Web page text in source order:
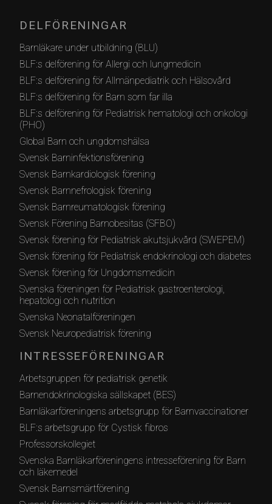
DELFÖRENINGAR
Barnläkare under utbildning (BLU)
BLF:s delförening för Allergi och lungmedicin
BLF:s delförening för Allmänpediatrik och Hälsovård
BLF:s delförening för Barn som far illa
BLF:s delförening för Pediatrisk hematologi och onkologi
(PHO)
Global Barn och ungdomshälsa
Svensk Barninfektionsförening
Svensk Barnkardiologisk förening
Svensk Barnnefrologisk förening
Svensk Barnreumatologisk förening
Svensk Förening Barnobesitas (SFBO)
Svensk förening för Pediatrisk akutsjukvård (SWEPEM)
Svensk förening för Pediatrisk endokrinologi och diabetes
Svensk förening för Ungdomsmedicin
Svenska föreningen för Pediatrisk gastroenterologi,
hepatologi och nutrition
Svenska Neonatalföreningen
Svensk Neuropediatrisk förening
INTRESSEFÖRENINGAR
Arbetsgruppen för pediatrisk genetik
Barnendokrinologiska sällskapet (BES)
Barnläkarföreningens arbetsgrupp för Barnvaccinationer
BLF:s arbetsgrupp för Cystisk fibros
Professorskollegiet
Svenska Barnläkarföreningens intresseförening för Barn
och läkemedel
Svensk Barnsmärtförening